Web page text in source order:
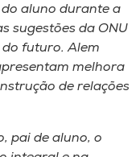
aluno durante a
sugestões da ONU
do futuro. Alem
melhora
de relações
pai de aluno, o